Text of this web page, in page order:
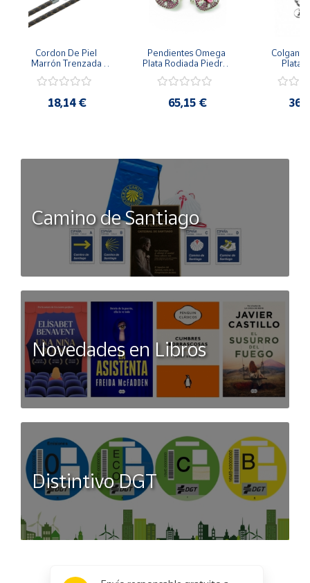
Cordon De Piel
Marrón Trenzada
Plata De 45Cm
18,14 €
Pendientes Omega
Plata Rodiada Piedras
65,15 €
Plata
Camino de Santiago
Novedades en Libros
Distintivo DGT